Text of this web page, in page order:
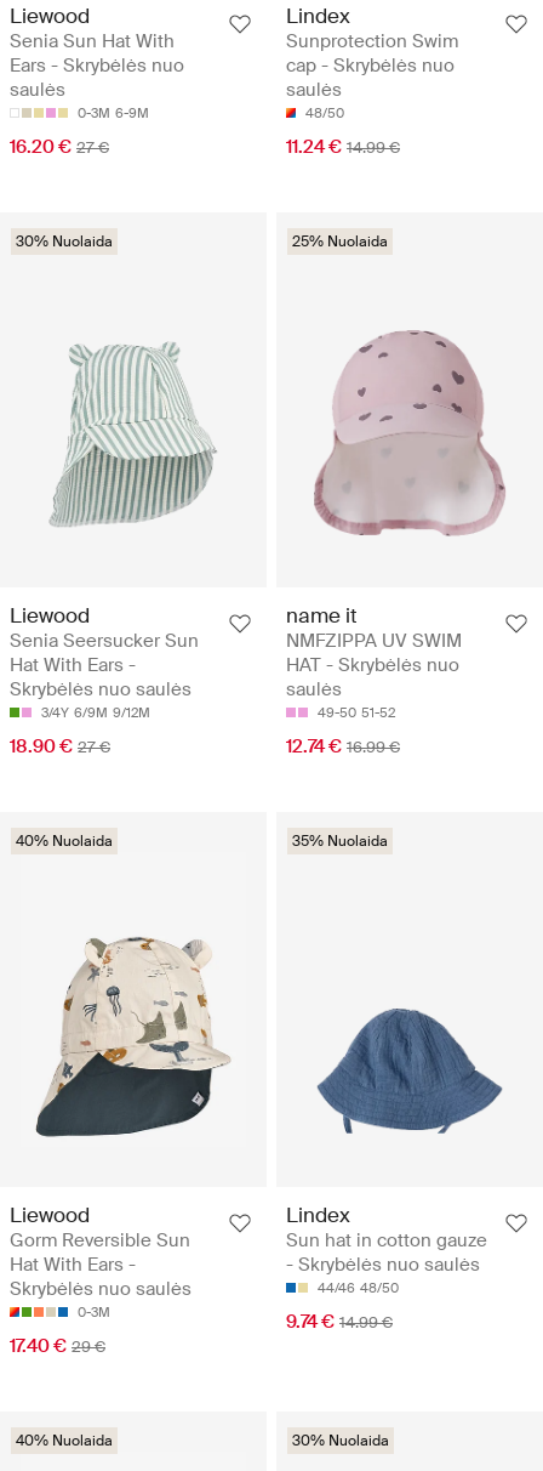
Liewood
Senia Sun Hat With
Ears - Skrybėlės nuo
saulės
0-3M 6-9M
16.20 € 27 €
Lindex
Sunprotection Swim
cap - Skrybėlės nuo
saulės
48/50
11.24 € 14.99 €
30% Nuolaida
Liewood
Senia Seersucker Sun
Hat With Ears -
Skrybėlės nuo saulės
3/4Y 6/9M 9/12M
18.90 € 27 €
25% Nuolaida
name it
NMFZIPPA UV SWIM
HAT - Skrybėlės nuo
saulės
49-50 51-52
12.74 € 16.99 €
40% Nuolaida
Liewood
Gorm Reversible Sun
Hat With Ears -
Skrybėlės nuo saulės
0-3M
17.40 € 29 €
35% Nuolaida
Lindex
Sun hat in cotton gauze
- Skrybėlės nuo saulės
44/46 48/50
9.74 € 14.99 €
40% Nuolaida 30% Nuolaida